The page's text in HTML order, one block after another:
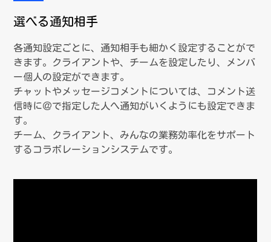
選べる通知相手
各通知設定ごとに、通知相手も細かく設定することがで
きます。クライアントや、チームを設定したり、メンバ
ー個人の設定ができます。
チャットやメッセージコメントについては、コメント送
信時に＠で指定した人へ通知がいくようにも設定できま
す。
チーム、クライアント、みんなの業務効率化をサポート
するコラボレーションシステムです。